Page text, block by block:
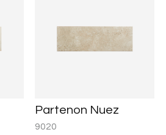
Partenon Nuez
9020